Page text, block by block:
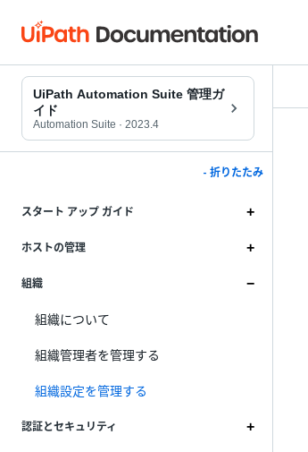
UiPath Automation Suite 管理ガ
イド
Automation Suite · 2023.4
- 折りたたみ
スタート アップ ガイド
ホストの管理
組織
組織について
組織管理者を管理する
組織設定を管理する
認証とセキュリティ